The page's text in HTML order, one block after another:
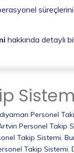
hakkında detaylı
Personel
Personel Takip
Takip Sistemi,
Takip Sistemi,